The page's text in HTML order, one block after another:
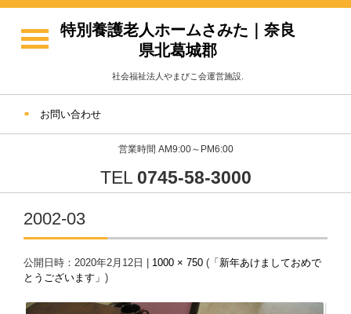
特別養護老人ホームさみた｜奈良
県北葛城郡
社会福祉法人やまびこ会運営施設.
お問い合わせ
営業時間 AM9:00～PM6:00
TEL 0745-58-3000
2002-03
公開日時： 2020年2月12日 1000 × 750 ( 「新年あけましておめで
とうございます」 )